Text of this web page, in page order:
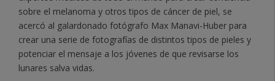
sobre el melanoma y otros tipos de cáncer de piel, se
acercó al galardonado fotógrafo Max Manavi-Huber para
crear una serie de fotografías de distintos tipos de pieles y
potenciar el mensaje a los jóvenes de que revisarse los
lunares salva vidas.